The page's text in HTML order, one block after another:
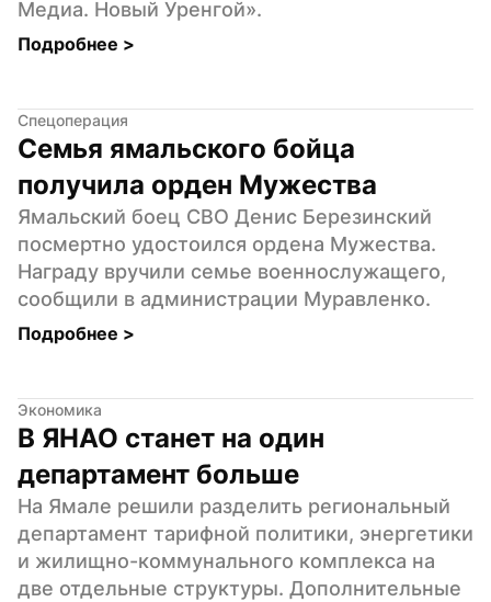
Медиа. Новый Уренгой».
Подробнее >
Спецоперация
Семья ямальского бойца
получила орден Мужества
Ямальский боец СВО Денис Березинский
посмертно удостоился ордена Мужества.
Награду вручили семье военнослужащего,
сообщили в администрации Муравленко.
Подробнее >
Экономика
В ЯНАО станет на один
департамент больше
На Ямале решили разделить региональный
департамент тарифной политики, энергетики
и жилищно-коммунального комплекса на
две отдельные структуры. Дополнительные